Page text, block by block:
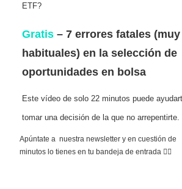
ETF?
Gratis – 7 errores fatales (muy
habituales) en la selección de
oportunidades en bolsa
Este vídeo de solo 22 minutos puede
tomar una decisión de la que no arrepentirte.
Apúntate a nuestra newsletter y en cuestión de
minutos lo tienes en tu bandeja de entrada 👇🏻